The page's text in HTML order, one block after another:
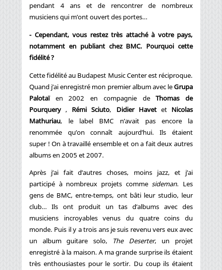
pendant 4 ans et de rencontrer de nombreux
musiciens qui m’ont ouvert des portes…
- Cependant, vous restez très attaché à votre pays,
notamment en publiant chez BMC. Pourquoi cette
fidélité ?
Cette fidélité au Budapest Music Center est réciproque.
Quand j’ai enregistré mon premier album avec leGrupa
Palotaïen 2002 en compagnie deThomas de
Pourquery, Rémi Sciuto, Didier Havetet Nicolas
Mathuriau, le label BMC n’avait pas encore la
renommée qu’on connaît aujourd’hui. Ils étaient
super ! On à travaillé ensemble et on a fait deux autres
albums en 2005 et 2007.
Après j’ai fait d’autres choses, moins jazz, et j’ai
participé à nombreux projets commesideman. Les
gens de BMC, entre-temps, ont bâti leur studio, leur
club… Ils ont produit un tas d’albums avec des
musiciens incroyables venus du quatre coins du
monde. Puis il y a trois ans je suis revenu vers eux avec
un album guitare solo, The Deserter, un projet
enregistré à la maison. A ma grande surprise ils étaient
très enthousiastes pour le sortir. Du coup ils étaient